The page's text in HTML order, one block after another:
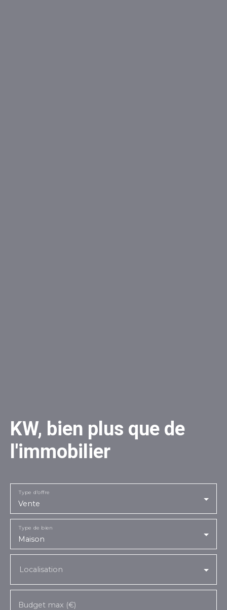
KW, bien plus que de
l'immobilier
Vente
Type d'offre
Maison
Type de bien
Localisation
Budget max (€)